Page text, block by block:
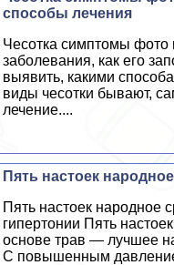
способы лечения
Чесотка симптомы фото
заболевания, как его
выявить, какими
виды чесотки бывают,
лечение....
Пять настоек
Пять настоек народное
гипертонии Пять
основе трав — лучшее
С повышенным